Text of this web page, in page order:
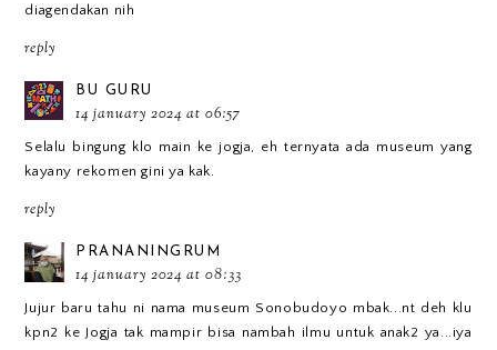
diagendakan nih
reply
BU GURU
14 january 2024 at 06:57
Selalu bingung klo main ke jogja, eh ternyata ada museum yang
kayany rekomen gini ya kak.
reply
PRANANINGRUM
14 january 2024 at 08:33
Jujur baru tahu ni nama museum Sonobudoyo mbak...nt deh klu
kpn2 ke Jogja tak mampir bisa nambah ilmu untuk anak2 ya...iya